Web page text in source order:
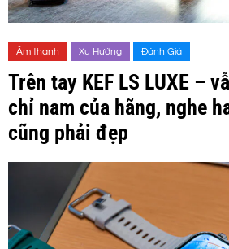
Âm thanh Xu Hướng Đánh Giá
Trên tay KEF LS LUXE –
chỉ nam của hãng, nghe
cũng phải đẹp